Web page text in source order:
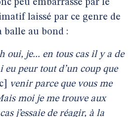
peu embarrassé par le
laissé par ce genre de
balle au bond :
oui, je... en tous cas il y a de
eu peur tout d’un coup que
venir parce que vous me
moi je me trouve aux
j’essaie de réagir, à la